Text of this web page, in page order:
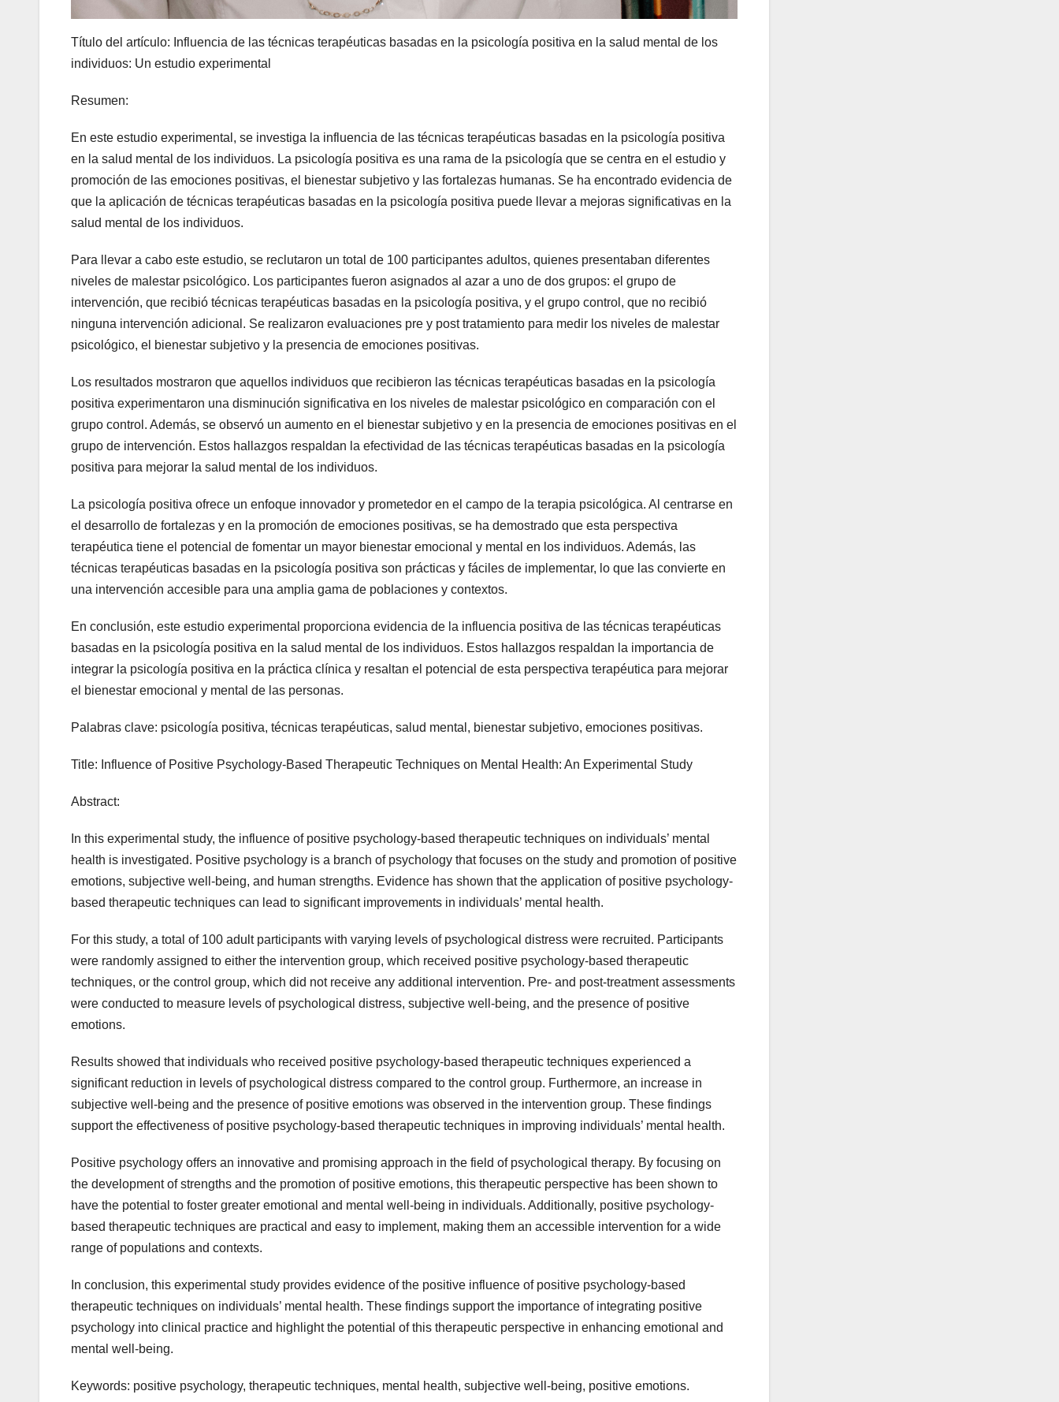
Título del artículo: Influencia de las técnicas terapéuticas basadas en la psicología positiva en la salud mental de los
individuos: Un estudio experimental
Resumen:
En este estudio experimental, se investiga la influencia de las técnicas terapéuticas basadas en la psicología positiva
en la salud mental de los individuos. La psicología positiva es una rama de la psicología que se centra en el estudio y
promoción de las emociones positivas, el bienestar subjetivo y las fortalezas humanas. Se ha encontrado evidencia de
que la aplicación de técnicas terapéuticas basadas en la psicología positiva puede llevar a mejoras significativas en la
salud mental de los individuos.
Para llevar a cabo este estudio, se reclutaron un total de 100 participantes adultos, quienes presentaban diferentes
niveles de malestar psicológico. Los participantes fueron asignados al azar a uno de dos grupos: el grupo de
intervención, que recibió técnicas terapéuticas basadas en la psicología positiva, y el grupo control, que no recibió
ninguna intervención adicional. Se realizaron evaluaciones pre y post tratamiento para medir los niveles de malestar
psicológico, el bienestar subjetivo y la presencia de emociones positivas.
Los resultados mostraron que aquellos individuos que recibieron las técnicas terapéuticas basadas en la psicología
positiva experimentaron una disminución significativa en los niveles de malestar psicológico en comparación con el
grupo control. Además, se observó un aumento en el bienestar subjetivo y en la presencia de emociones positivas en el
grupo de intervención. Estos hallazgos respaldan la efectividad de las técnicas terapéuticas basadas en la psicología
positiva para mejorar la salud mental de los individuos.
La psicología positiva ofrece un enfoque innovador y prometedor en el campo de la terapia psicológica. Al centrarse en
el desarrollo de fortalezas y en la promoción de emociones positivas, se ha demostrado que esta perspectiva
terapéutica tiene el potencial de fomentar un mayor bienestar emocional y mental en los individuos. Además, las
técnicas terapéuticas basadas en la psicología positiva son prácticas y fáciles de implementar, lo que las convierte en
una intervención accesible para una amplia gama de poblaciones y contextos.
En conclusión, este estudio experimental proporciona evidencia de la influencia positiva de las técnicas terapéuticas
basadas en la psicología positiva en la salud mental de los individuos. Estos hallazgos respaldan la importancia de
integrar la psicología positiva en la práctica clínica y resaltan el potencial de esta perspectiva terapéutica para mejorar
el bienestar emocional y mental de las personas.
Palabras clave: psicología positiva, técnicas terapéuticas, salud mental, bienestar subjetivo, emociones positivas.
Title: Influence of Positive Psychology-Based Therapeutic Techniques on Mental Health: An Experimental Study
Abstract:
In this experimental study, the influence of positive psychology-based therapeutic techniques on individuals’ mental
health is investigated. Positive psychology is a branch of psychology that focuses on the study and promotion of positive
emotions, subjective well-being, and human strengths. Evidence has shown that the application of positive psychology-
based therapeutic techniques can lead to significant improvements in individuals’ mental health.
For this study, a total of 100 adult participants with varying levels of psychological distress were recruited. Participants
were randomly assigned to either the intervention group, which received positive psychology-based therapeutic
techniques, or the control group, which did not receive any additional intervention. Pre- and post-treatment assessments
were conducted to measure levels of psychological distress, subjective well-being, and the presence of positive
emotions.
Results showed that individuals who received positive psychology-based therapeutic techniques experienced a
significant reduction in levels of psychological distress compared to the control group. Furthermore, an increase in
subjective well-being and the presence of positive emotions was observed in the intervention group. These findings
support the effectiveness of positive psychology-based therapeutic techniques in improving individuals’ mental health.
Positive psychology offers an innovative and promising approach in the field of psychological therapy. By focusing on
the development of strengths and the promotion of positive emotions, this therapeutic perspective has been shown to
have the potential to foster greater emotional and mental well-being in individuals. Additionally, positive psychology-
based therapeutic techniques are practical and easy to implement, making them an accessible intervention for a wide
range of populations and contexts.
In conclusion, this experimental study provides evidence of the positive influence of positive psychology-based
therapeutic techniques on individuals’ mental health. These findings support the importance of integrating positive
psychology into clinical practice and highlight the potential of this therapeutic perspective in enhancing emotional and
mental well-being.
Keywords: positive psychology, therapeutic techniques, mental health, subjective well-being, positive emotions.